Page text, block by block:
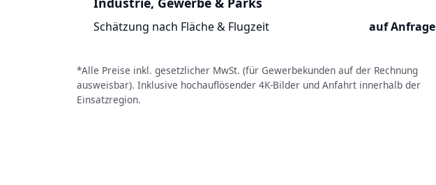
Schätzung nach Fläche & Flugzeit auf Anfrage
*Alle Preise inkl. gesetzlicher MwSt. (für Gewerbekunden auf der Rechnung
ausweisbar). Inklusive hochauflösender 4K-Bilder und Anfahrt innerhalb der
Einsatzregion.